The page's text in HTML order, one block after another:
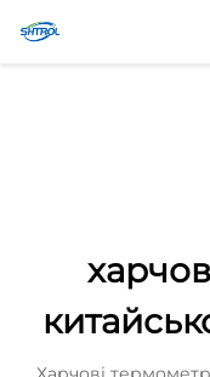
Зв'яжіться з нами